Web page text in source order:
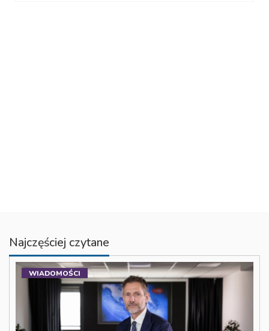
Najczęściej czytane
WIADOMOŚCI